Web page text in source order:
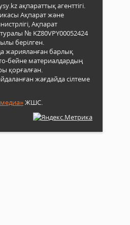
ақпараттық агенттігі.
Ақпарат және
Ақпарат
туралы № KZ80VPY00052424
берілген.
жарияланған барлық
бейне материалдардың
қорғалған.
жағдайда сілтеме
ЖШС.